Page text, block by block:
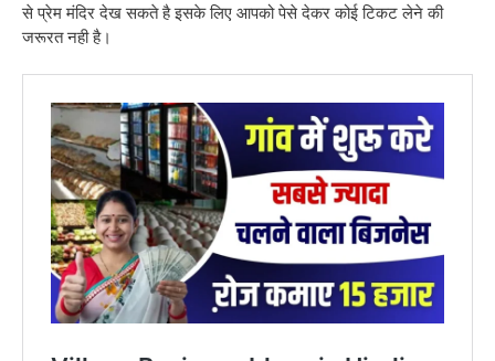
से प्रेम मंदिर देख सकते है इसके लिए आपको पेसे देकर कोई टिकट लेने की
जरूरत नही है।